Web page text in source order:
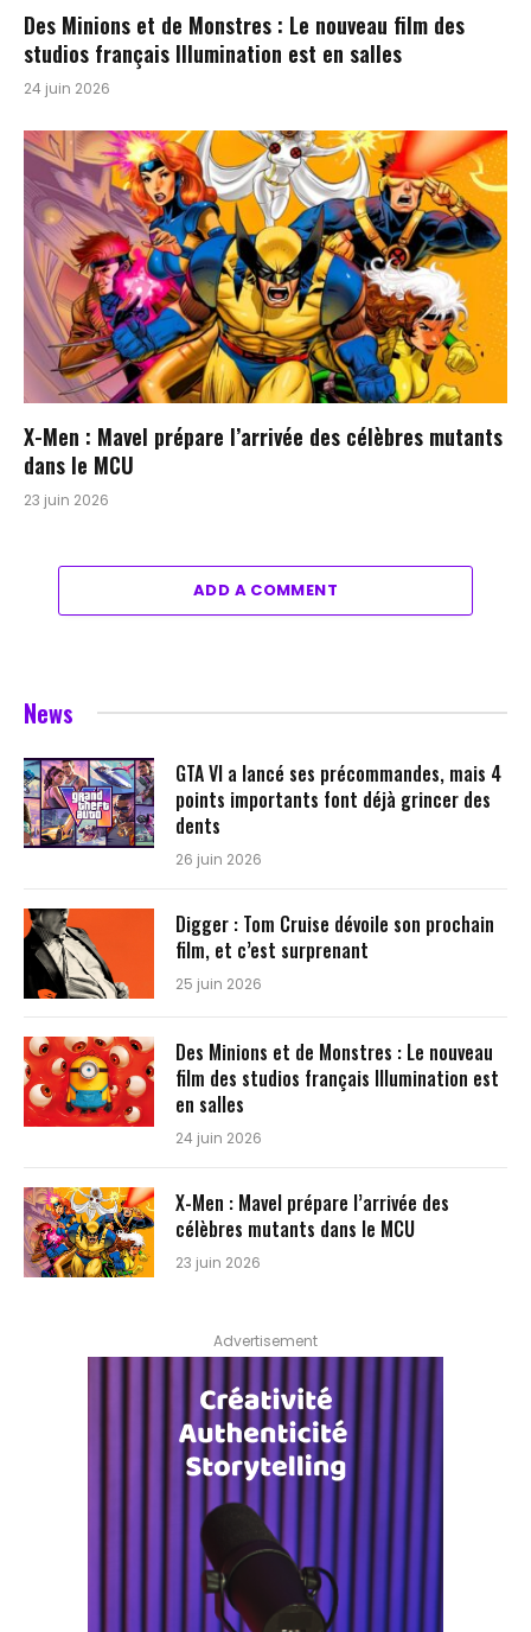
Des Minions et de Monstres : Le nouveau film des
studios français Illumination est en salles
24 juin 2026
X-Men : Mavel prépare l’arrivée des célèbres mutants
dans le MCU
23 juin 2026
ADD A COMMENT
News
GTA VI a lancé ses précommandes, mais 4
points importants font déjà grincer des
dents
26 juin 2026
Digger : Tom Cruise dévoile son prochain
film, et c’est surprenant
25 juin 2026
Des Minions et de Monstres : Le nouveau
film des studios français Illumination est
en salles
24 juin 2026
X-Men : Mavel prépare l’arrivée des
célèbres mutants dans le MCU
23 juin 2026
Advertisement